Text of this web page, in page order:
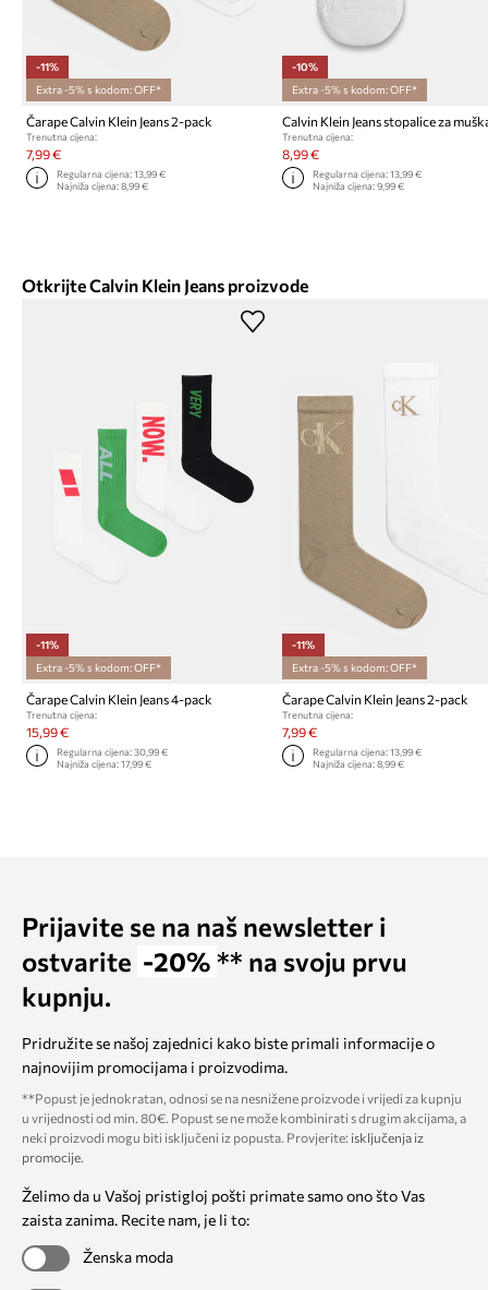
-11%
Extra -5% s kodom: OFF*
Čarape Calvin Klein Jeans 2-pack
Trenutna cijena:
7,99 €
Regularna cijena:13,99 €
Najniža cijena:8,99 €
-10%
Extra -5% s kodom: OFF*
Trenutna cijena:
8,99 €
Regularna cijena: 13,99 €
Najniža cijena: 9,99 €
Otkrijte Calvin Klein Jeans proizvode
-11%
Extra -5% s kodom: OFF*
Čarape Calvin Klein Jeans 4-pack
Trenutna cijena:
15,99 €
Regularna cijena:30,99 €
Najniža cijena:17,99 €
-11%
Extra -5% s kodom: OFF*
Čarape Calvin Klein Jeans 2-pack
Trenutna cijena:
7,99 €
Regularna cijena: 13,99 €
Najniža cijena: 8,99 €
Prijavite se na naš newsletter i
ostvarite -20% ** na svoju prvu
kupnju.
Pridružite se našoj zajednici kako biste primali informacije o
najnovijim promocijama i proizvodima.
**Popust je jednokratan, odnosi se na nesnižene proizvode i vrijedi za kupnju
u vrijednosti od min. 80€. Popust se ne može kombinirati s drugim akcijama, a
neki proizvodi mogu biti isključeni iz popusta. Provjerite: isključenja iz
promocije.
Želimo da u Vašoj pristigloj pošti primate samo ono što Vas
zaista zanima. Recite nam, je li to:
Ženska moda